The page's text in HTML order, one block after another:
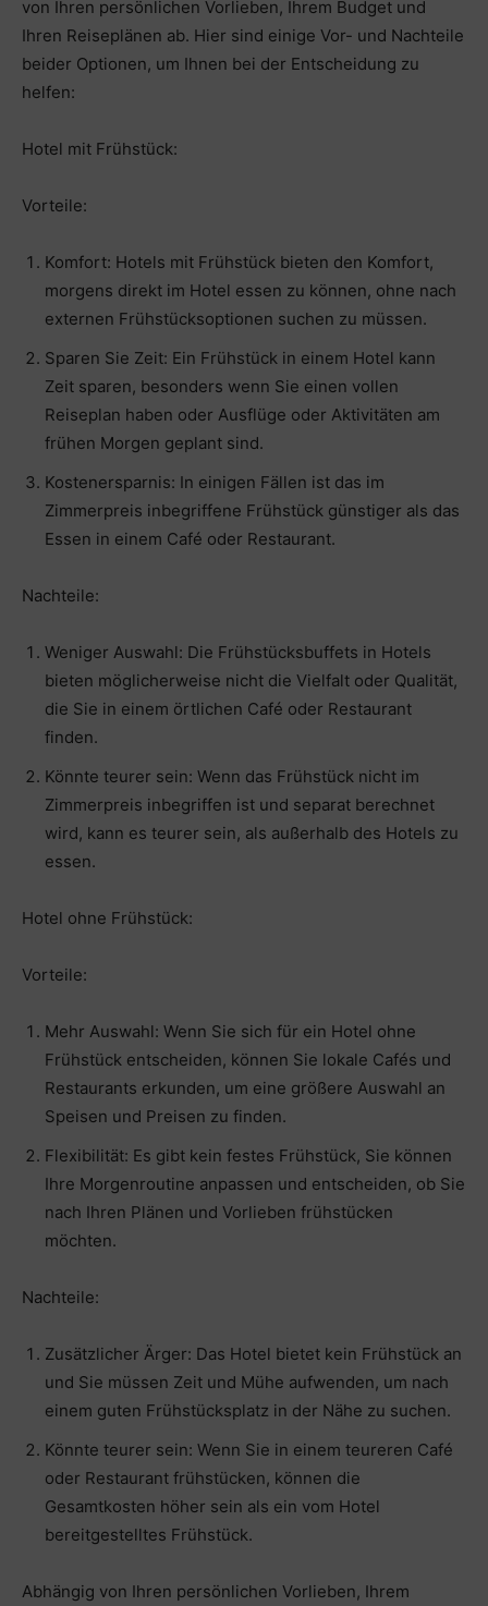
von Ihren persönlichen Vorlieben, Ihrem Budget und
Ihren Reiseplänen ab. Hier sind einige Vor- und Nachteile
beider Optionen, um Ihnen bei der Entscheidung zu
helfen:
Hotel mit Frühstück:
Vorteile:
Komfort: Hotels mit Frühstück bieten den Komfort,
morgens direkt im Hotel essen zu können, ohne nach
externen Frühstücksoptionen suchen zu müssen.
Sparen Sie Zeit: Ein Frühstück in einem Hotel kann
Zeit sparen, besonders wenn Sie einen vollen
Reiseplan haben oder Ausflüge oder Aktivitäten am
frühen Morgen geplant sind.
Kostenersparnis: In einigen Fällen ist das im
Zimmerpreis inbegriffene Frühstück günstiger als das
Essen in einem Café oder Restaurant.
Nachteile:
Weniger Auswahl: Die Frühstücksbuffets in Hotels
bieten möglicherweise nicht die Vielfalt oder Qualität,
die Sie in einem örtlichen Café oder Restaurant
finden.
Könnte teurer sein: Wenn das Frühstück nicht im
Zimmerpreis inbegriffen ist und separat berechnet
wird, kann es teurer sein, als außerhalb des Hotels zu
essen.
Hotel ohne Frühstück:
Vorteile:
Mehr Auswahl: Wenn Sie sich für ein Hotel ohne
Frühstück entscheiden, können Sie lokale Cafés und
Restaurants erkunden, um eine größere Auswahl an
Speisen und Preisen zu finden.
Flexibilität: Es gibt kein festes Frühstück, Sie können
Ihre Morgenroutine anpassen und entscheiden, ob Sie
nach Ihren Plänen und Vorlieben frühstücken
möchten.
Nachteile:
Zusätzlicher Ärger: Das Hotel bietet kein Frühstück an
und Sie müssen Zeit und Mühe aufwenden, um nach
einem guten Frühstücksplatz in der Nähe zu suchen.
Könnte teurer sein: Wenn Sie in einem teureren Café
oder Restaurant frühstücken, können die
Gesamtkosten höher sein als ein vom Hotel
bereitgestelltes Frühstück.
Abhängig von Ihren persönlichen Vorlieben, Ihrem